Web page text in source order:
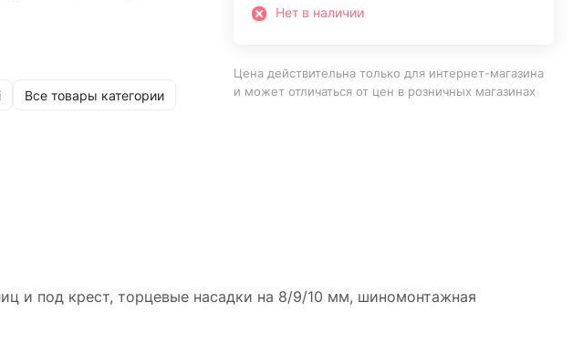
Все товары категории
Нет в наличии
Цена действительна только для интернет-магазина
и может отличаться от цен в розничных магазинах
и под крест, торцевые насадки на 8/9/10 мм, шиномонтажная